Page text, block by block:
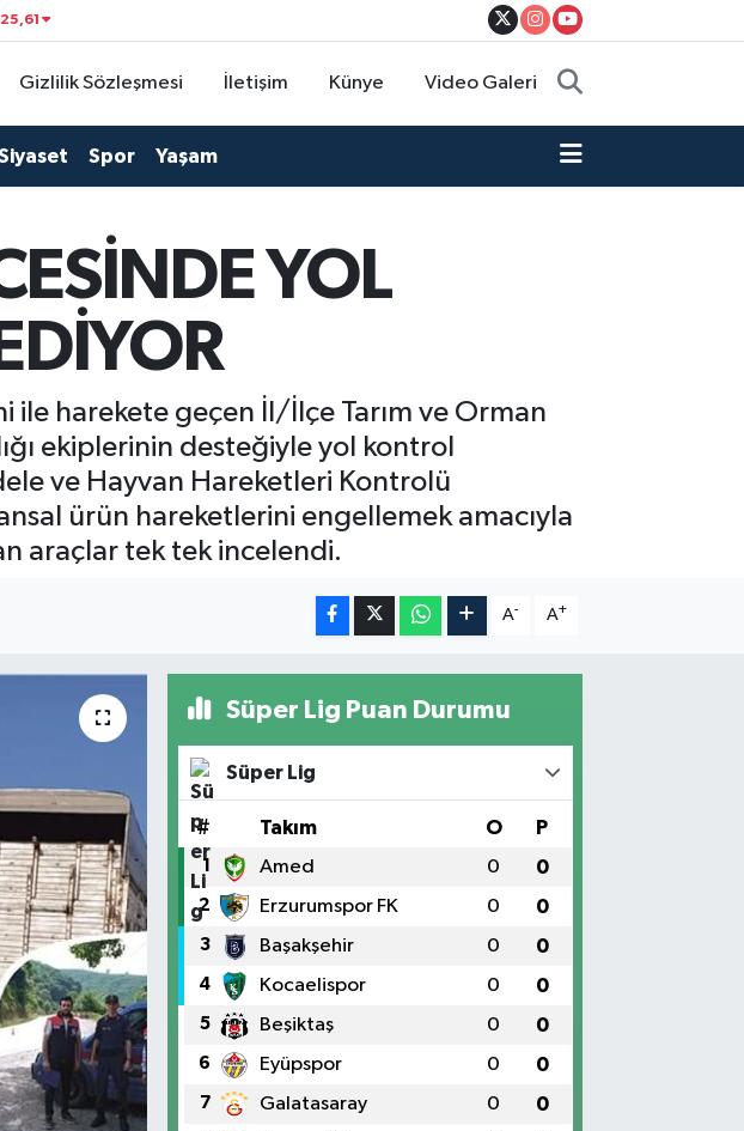
Gizlilik Sözleşmesi İletişim Künye Video Galeri
Spor Yaşam
YOL
ile harekete geçen İl/İlçe Tarım ve Orman
ekiplerinin desteğiyle yol kontrol
ve Hayvan Hareketleri Kontrolü
ürün hareketlerini engellemek amacıyla
araçlar tek tek incelendi.
A- A+
Süper Lig Puan Durumu
Süper Lig
# Takım O P
1 Amed 0 0
2 Erzurumspor FK 0 0
3 Başakşehir 0 0
4 Kocaelispor 0 0
5 Beşiktaş 0 0
6 Eyüpspor 0 0
7 Galatasaray 0 0